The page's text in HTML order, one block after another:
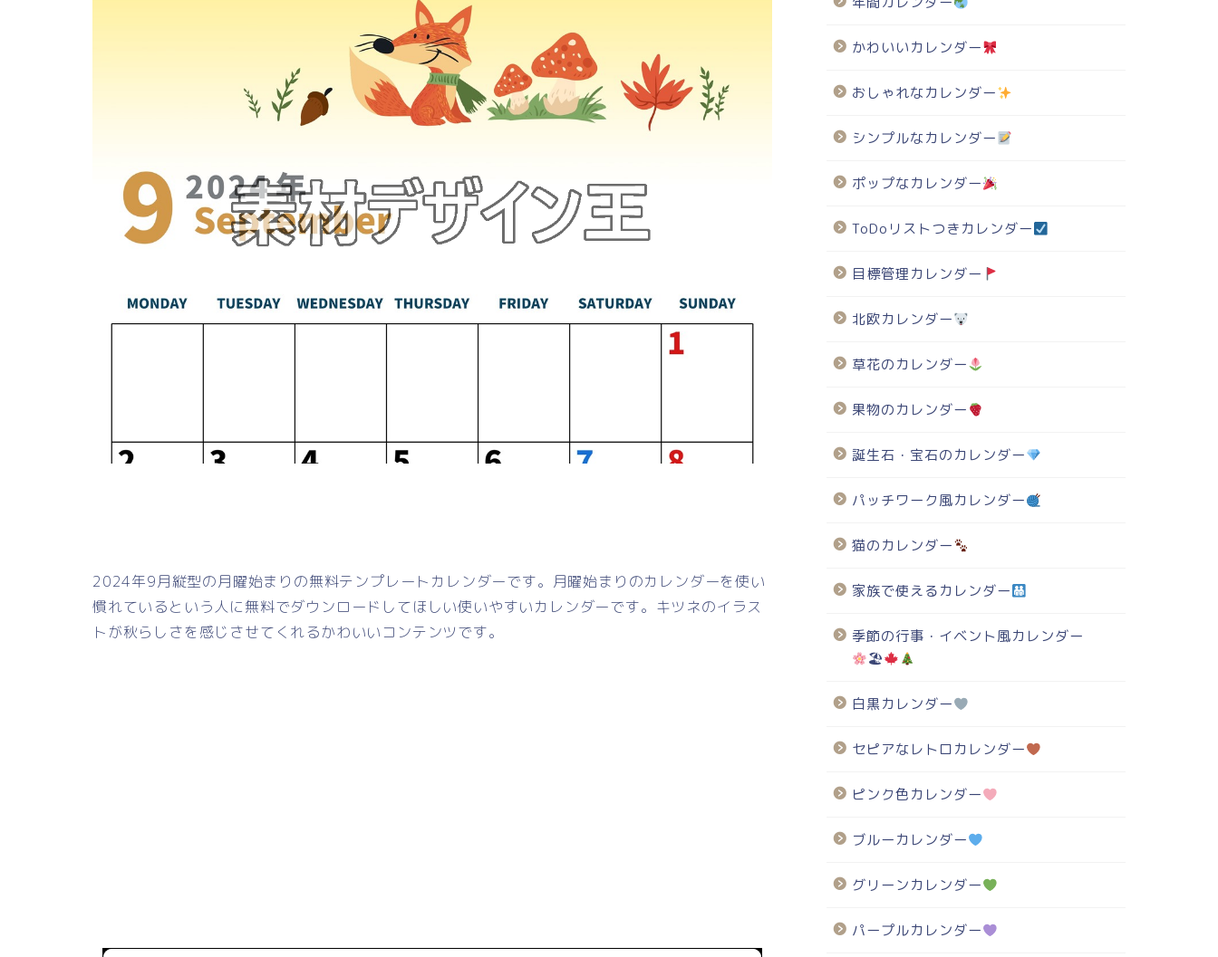
2024年9月縦型の月曜始まりの無料テンプレートカレンダーです。月曜始まりのカレンダーを使い
慣れているという人に無料でダウンロードしてほしい使いやすいカレンダーです。キツネのイラス
トが秋らしさを感じさせてくれるかわいいコンテンツです。
かわいいカレンダー
おしゃれなカレンダー
シンプルなカレンダー
ポップなカレンダー
ToDoリストつきカレンダー
目標管理カレンダー
北欧カレンダー
草花のカレンダー
果物のカレンダー
誕生石・宝石のカレンダー
パッチワーク風カレンダー
猫のカレンダー
家族で使えるカレンダー
季節の行事・イベント風カレンダー
🏖
白黒カレンダー
セピアなレトロカレンダー
ピンク色カレンダー
ブルーカレンダー
グリーンカレンダー
パープルカレンダー